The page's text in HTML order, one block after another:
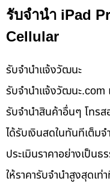
รับจำนำ iPad
Cellular
รับจํานําแจ้งวัฒนะ
รับจํานําแจ้งวัฒนะ.com
รับจำนำสินค้าอื่นๆ โทรส
ได้รับเงินสดในทันทีเต็ม
ประเมินราคาอย่างเป็นธ
ให้ราคารับจำนำสูงสุดเ